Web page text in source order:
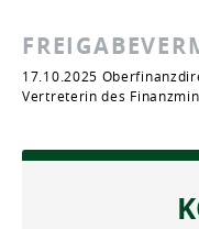
17.10.2025
Vertreterin des